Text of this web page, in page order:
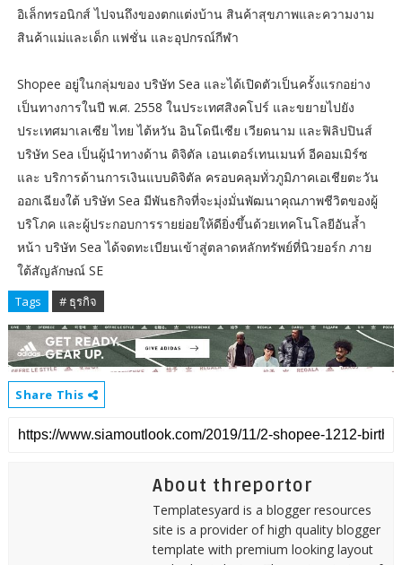
อิเล็กทรอนิกส์ ไปจนถึงของตกแต่งบ้าน สินค้าสุขภาพและความงาม
สินค้าแม่และเด็ก แฟชั่น และอุปกรณ์กีฬา
Shopee อยู่ในกลุ่มของ บริษัท Sea และได้เปิดตัวเป็นครั้งแรกอย่าง
เป็นทางการในปี พ.ศ. 2558 ในประเทศสิงคโปร์ และขยายไปยัง
ประเทศมาเลเซีย ไทย ไต้หวัน อินโดนีเซีย เวียดนาม และฟิลิปปินส์
บริษัท Sea เป็นผู้นำทางด้าน ดิจิตัล เอนเตอร์เทนเมนท์ อีคอมเมิร์ซ
และ บริการด้านการเงินแบบดิจิตัล ครอบคลุมทั่วภูมิภาคเอเชียตะวัน
ออกเฉียงใต้ บริษัท Sea มีพันธกิจที่จะมุ่งมั่นพัฒนาคุณภาพชีวิตของผู้
บริโภค และผู้ประกอบการรายย่อยให้ดียิ่งขึ้นด้วยเทคโนโลยีอันล้ำ
หน้า บริษัท Sea ได้จดทะเบียนเข้าสู่ตลาดหลักทรัพย์ที่นิวยอร์ก ภาย
ใต้สัญลักษณ์ SE
Tags # ธุรกิจ
Share This
About threportor
Templatesyard is a blogger resources
site is a provider of high quality blogger
template with premium looking layout